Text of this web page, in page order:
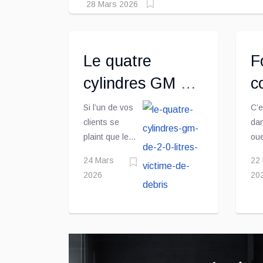
28 Mars 2026
Le quatre
cylindres GM de
2,0 litres victime
de débris
Si l’un de vos
clients se
plaint que le
quatre
cylindres de
24 Mars
2026
22